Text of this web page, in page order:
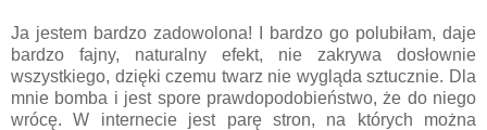
Ja jestem bardzo zadowolona! I bardzo go polubiłam, daje
bardzo fajny, naturalny efekt, nie zakrywa dosłownie
wszystkiego, dzięki czemu twarz nie wygląda sztucznie. Dla
mnie bomba i jest spore prawdopodobieństwo, że do niego
wrócę. W internecie jest parę stron, na których można